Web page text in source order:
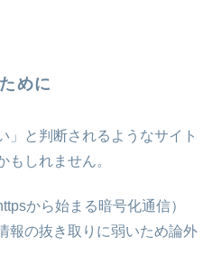
めに
」と判断されるようなサイト
もしれません。
から始まる暗号化通信）
報の抜き取りに弱いため論外